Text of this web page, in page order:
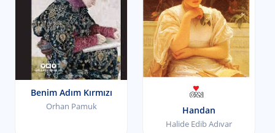
Benim Adım Kırmızı
Orhan Pamuk Handan
Halide Edib Adıvar